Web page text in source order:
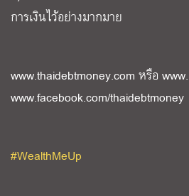
การเงินไว้อย่างมากมาย
www.thaidebtmoney.com หรือ
www.facebook.com/thaidebtmoney
#WealthMeUp